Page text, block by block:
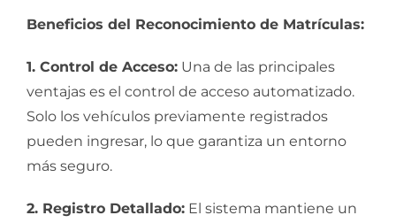
Beneficios del Reconocimiento de Matrículas:
1. Control de Acceso:Una de las principales
ventajas es el control de acceso automatizado.
Solo los vehículos previamente registrados
pueden ingresar, lo que garantiza un entorno
más seguro.
2. Registro Detallado:El sistema mantiene un